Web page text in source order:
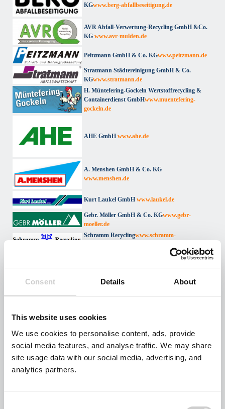
Consent Details About
This website uses cookies
We use cookies to personalise content, ads, provide
social media features, and analyse traffic. We may share
site usage data with our social media, advertising, and
analytics partners.
KGwww.berg-abfallbeseitigung.de
AVR Abfall-Verwertung-Recycling GmbH &Co.
KG www.avr-mulden.de
Peitzmann GmbH & Co. KGwww.peitzmann.de
Stratmann Städtereinigung GmbH & Co.
KGwww.stratmann.de
H. Müntefering-Gockeln Wertstoffrecycling &
Containerdienst GmbHwww.muentefering-
gockeln.de
AHE GmbH www.ahe.de
A. Menshen GmbH & Co. KG
www.menshen.de
Kurt Laukel GmbH www.laukel.de
Gebr. Möller GmbH & Co. KGwww.gebr-
moeller.de
Schramm Recyclingwww.schramm-
entsorgung.de
Fehr Umwelt Hessen GmbH & Co. KG
INAST Abfallbeseitigungs-GmbH www.inast.de